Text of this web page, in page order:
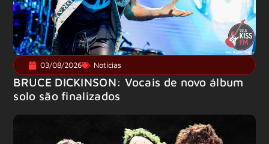
03/08/2026 Notícias
BRUCE DICKINSON: Vocais de novo álbum
solo são finalizados